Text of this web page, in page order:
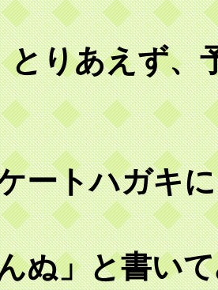
りあえず、
トハガキに
」と書いて